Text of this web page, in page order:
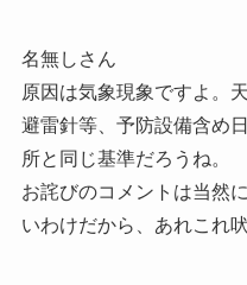
名無しさん
原因は気象現象ですよ。
避雷針等、予防設備含め
所と同じ基準だろうね。
お詫びのコメントは当然
いわけだから、あれこれ